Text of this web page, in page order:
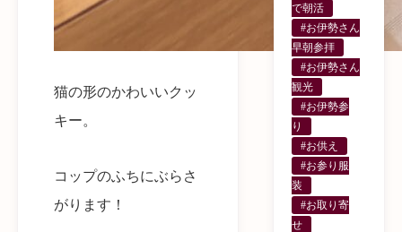
猫の形のかわいいクッ
キー。
コップのふちにぶらさ
がります！
で朝活
#お伊勢さん
早朝参拝
#お伊勢さん
観光
#お伊勢参
り
#お供え
#お参り服
装
#お取り寄
せ